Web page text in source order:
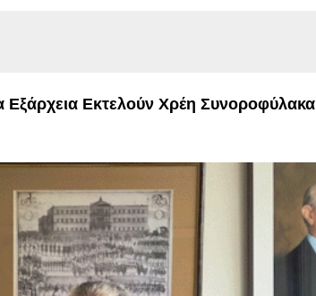
Εξάρχεια Εκτελούν Χρέη Συνοροφύλακα